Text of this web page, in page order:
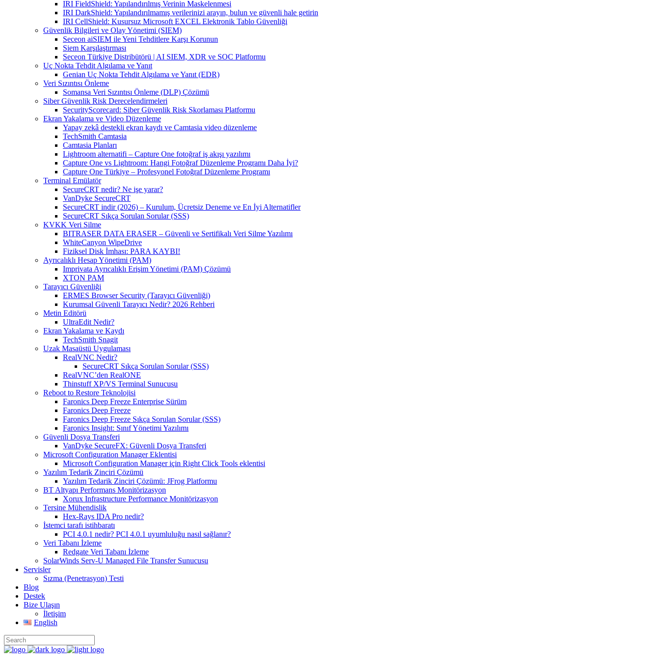
IRI FieldShield: Yapılandırılmış Verinin Maskelenmesi
IRI DarkShield: Yapılandırılmamış verilerinizi arayın, bulun ve güvenli hale getirin
IRI CellShield: Kusursuz Microsoft EXCEL Elektronik Tablo Güvenliği
Güvenlik Bilgileri ve Olay Yönetimi (SIEM)
Seceon aiSIEM ile Yeni Tehditlere Karşı Korunun
Siem Karşılaştırması
Seceon Türkiye Distribütörü | AI SIEM, XDR ve SOC Platformu
Uç Nokta Tehdit Algılama ve Yanıt
Genian Uç Nokta Tehdit Algılama ve Yanıt (EDR)
Veri Sızıntısı Önleme
Somansa Veri Sızıntısı Önleme (DLP) Çözümü
Siber Güvenlik Risk Derecelendirmeleri
SecurityScorecard: Siber Güvenlik Risk Skorlaması Platformu
Ekran Yakalama ve Video Düzenleme
Yapay zekâ destekli ekran kaydı ve Camtasia video düzenleme
TechSmith Camtasia
Camtasia Planları
Lightroom alternatifi – Capture One fotoğraf iş akışı yazılımı
Capture One vs Lightroom: Hangi Fotoğraf Düzenleme Programı Daha İyi?
Capture One Türkiye – Profesyonel Fotoğraf Düzenleme Programı
Terminal Emülatör
SecureCRT nedir? Ne işe yarar?
VanDyke SecureCRT
SecureCRT indir (2026) – Kurulum, Ücretsiz Deneme ve En İyi Alternatifler
SecureCRT Sıkça Sorulan Sorular (SSS)
KVKK Veri Silme
BITRASER DATA ERASER – Güvenli ve Sertifikalı Veri Silme Yazılımı
WhiteCanyon WipeDrive
Fiziksel Disk İmhası: PARA KAYBI!
Ayrıcalıklı Hesap Yönetimi (PAM)
Imprivata Ayrıcalıklı Erişim Yönetimi (PAM) Çözümü
XTON PAM
Tarayıcı Güvenliği
ERMES Browser Security (Tarayıcı Güvenliği)
Kurumsal Güvenli Tarayıcı Nedir? 2026 Rehberi
Metin Editörü
UltraEdit Nedir?
Ekran Yakalama ve Kaydı
TechSmith Snagit
Uzak Masaüstü Uygulaması
RealVNC Nedir?
SecureCRT Sıkça Sorulan Sorular (SSS)
RealVNC’den RealONE
Thinstuff XP/VS Terminal Sunucusu
Reboot to Restore Teknolojisi
Faronics Deep Freeze Enterprise Sürüm
Faronics Deep Freeze
Faronics Deep Freeze Sıkça Sorulan Sorular (SSS)
Faronics Insight: Sınıf Yönetimi Yazılımı
Güvenli Dosya Transferi
VanDyke SecureFX: Güvenli Dosya Transferi
Microsoft Configuration Manager Eklentisi
Microsoft Configuration Manager için Right Click Tools eklentisi
Yazılım Tedarik Zinciri Çözümü
Yazılım Tedarik Zinciri Çözümü: JFrog Platformu
BT Altyapı Performans Monitörizasyon
Xorux Infrastructure Performance Monitörizasyon
Tersine Mühendislik
Hex-Rays IDA Pro nedir?
İstemci tarafı istihbaratı
PCI 4.0.1 nedir? PCI 4.0.1 uyumluluğu nasıl sağlanır?
Veri Tabanı İzleme
Redgate Veri Tabanı İzleme
SolarWinds Serv-U Managed File Transfer Sunucusu
Servisler
Sızma (Penetrasyon) Testi
Blog
Destek
Bize Ulaşın
İletişim
English